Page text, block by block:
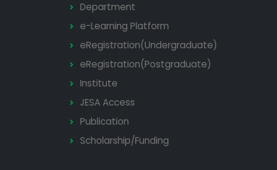
Department
e-Learning Platform
eRegistration(Undergraduate)
eRegistration(Postgraduate)
Institute
JESA Access
Publication
Scholarship/Funding